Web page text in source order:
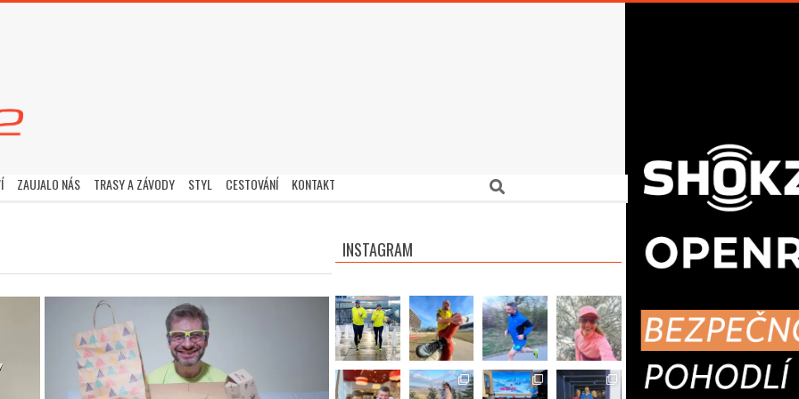
ZAUJALO NÁS TRASY A ZÁVODY STYL CESTOVÁNÍ KONTAKT Search
INSTAGRAM